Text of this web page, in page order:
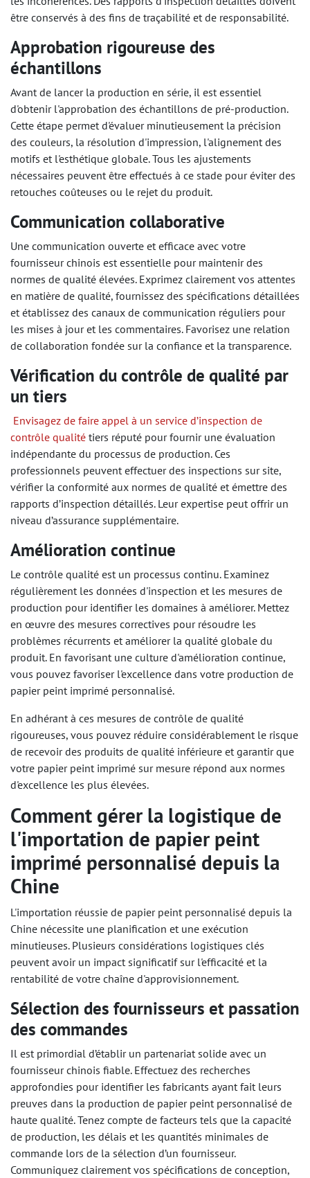
être conservés à des fins de traçabilité et de responsabilité.
Approbation rigoureuse des
échantillons
Avant de lancer la production en série, il est essentiel
d'obtenir l'approbation des échantillons de pré-production.
Cette étape permet d'évaluer minutieusement la précision
des couleurs, la résolution d'impression, l'alignement des
motifs et l'esthétique globale. Tous les ajustements
nécessaires peuvent être effectués à ce stade pour éviter des
retouches coûteuses ou le rejet du produit.
Communication collaborative
Une communication ouverte et efficace avec votre
fournisseur chinois est essentielle pour maintenir des
normes de qualité élevées. Exprimez clairement vos attentes
en matière de qualité, fournissez des spécifications détaillées
et établissez des canaux de communication réguliers pour
les mises à jour et les commentaires. Favorisez une relation
de collaboration fondée sur la confiance et la transparence.
Vérification du contrôle de qualité par
un tiers
Envisagez de faire appel à un service d’inspection de
contrôle qualité tiers réputé pour fournir une évaluation
indépendante du processus de production. Ces
professionnels peuvent effectuer des inspections sur site,
vérifier la conformité aux normes de qualité et émettre des
rapports d’inspection détaillés. Leur expertise peut offrir un
niveau d’assurance supplémentaire.
Amélioration continue
Le contrôle qualité est un processus continu. Examinez
régulièrement les données d'inspection et les mesures de
production pour identifier les domaines à améliorer. Mettez
en œuvre des mesures correctives pour résoudre les
problèmes récurrents et améliorer la qualité globale du
produit. En favorisant une culture d'amélioration continue,
vous pouvez favoriser l'excellence dans votre production de
papier peint imprimé personnalisé.
En adhérant à ces mesures de contrôle de qualité
rigoureuses, vous pouvez réduire considérablement le risque
de recevoir des produits de qualité inférieure et garantir que
votre papier peint imprimé sur mesure répond aux normes
d'excellence les plus élevées.
Comment gérer la logistique de
l'importation de papier peint
imprimé personnalisé depuis la
Chine
L'importation réussie de papier peint personnalisé depuis la
Chine nécessite une planification et une exécution
minutieuses. Plusieurs considérations logistiques clés
peuvent avoir un impact significatif sur l'efficacité et la
rentabilité de votre chaîne d'approvisionnement.
Sélection des fournisseurs et passation
des commandes
Il est primordial d’établir un partenariat solide avec un
fournisseur chinois fiable. Effectuez des recherches
approfondies pour identifier les fabricants ayant fait leurs
preuves dans la production de papier peint personnalisé de
haute qualité. Tenez compte de facteurs tels que la capacité
de production, les délais et les quantités minimales de
commande lors de la sélection d’un fournisseur.
Communiquez clairement vos spécifications de conception,